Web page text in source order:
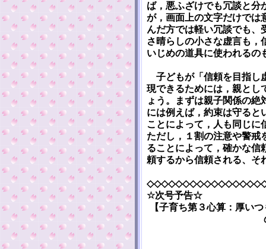
ば，悪ふざけでも冗談と分
が，画面上の文字だけでは
んだ方では軽い冗談でも、
さ晴らしの小さな虚言も，
いじめの道具に使われるの
子どもが「信頼を目指し
現できるためには，親とし
ょう。まずは親子関係の
には例えば，約束は守ると
ことによって，人も同じに
ただし，１割の注意や警戒
ることによって，確かな信
頼するから信頼される、そ
☆次号予告☆
【子育ち第３心算：厚い